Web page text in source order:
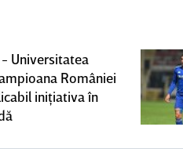
- Universitatea
României
iniţiativa în